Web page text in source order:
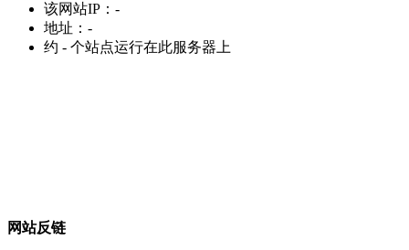
该网站IP： -
地址： -
约 - 个站点运行在此服务器上
网站反链